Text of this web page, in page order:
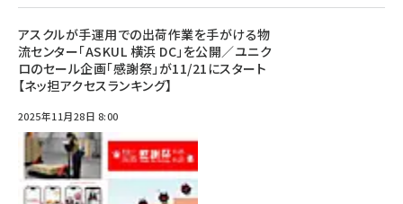
アスクルが手運用での出荷作業を手がける物
流センター「ASKUL 横浜 DC」を公開／ユニク
ロのセール企画「感謝祭」が11/21にスタート
【ネッ担アクセスランキング】
2025年11月28日 8:00